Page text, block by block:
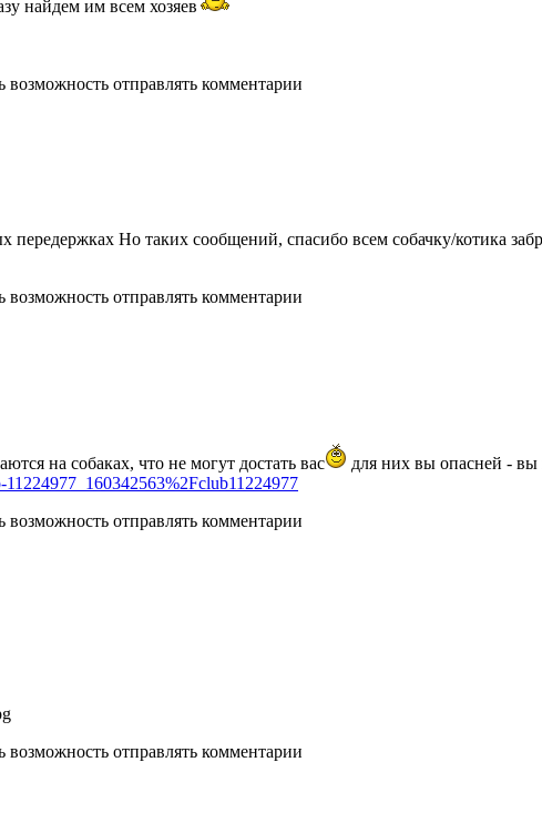
найдем им всем хозяев
возможность отправлять комментарии
передержках Но таких сообщений, спасибо всем собачку/котика
возможность отправлять комментарии
на собаках, что не могут достать вас для них вы опасней - вы
возможность отправлять комментарии
возможность отправлять комментарии